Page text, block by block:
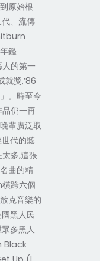
原始根
、流傳
鑑
的第一
就獎,’86
。時至今
仍一再
輩廣泛取
代的聽
多,這張
曲的精
跨六個
克音樂的
黑人民
多黑人
Black